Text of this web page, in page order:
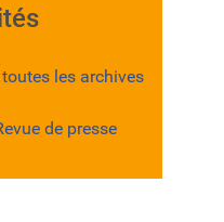
les archives
de presse